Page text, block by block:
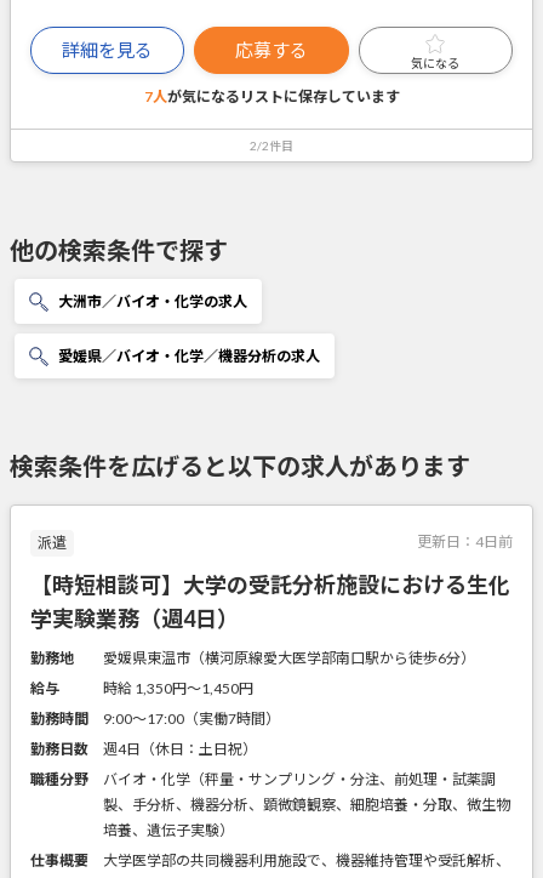
詳細を見る 応募する
気になる
7人が気になるリストに保存しています
2/2件目
他の検索条件で探す
大洲市／バイオ・化学の求人
愛媛県／バイオ・化学／機器分析の求人
検索条件を広げると以下の求人があります
派遣 更新日： 4日前
【時短相談可】大学の受託分析施設における生化
学実験業務（週4日）
勤務地
愛媛県東温市（横河原線愛大医学部南口駅から徒歩6分）
給与
時給 1,350円〜1,450円
勤務時間
9:00～17:00（実働7時間）
勤務日数
週4日（休日：土日祝）
職種分野
バイオ・化学（秤量・サンプリング・分注、前処理・試薬調
製、手分析、機器分析、顕微鏡観察、細胞培養・分取、微生物
培養、遺伝子実験）
仕事概要
大学医学部の共同機器利用施設で、機器維持管理や受託解析、